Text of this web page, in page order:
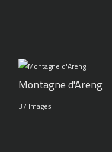
Montagne d'Areng
37 Images